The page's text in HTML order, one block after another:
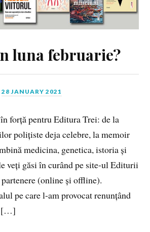
luna februarie?
28 JANUARY 2021
forță pentru Editura Trei: de la
polițiste deja celebre, la memoir
medicina, genetica, istoria și
veți găsi în curând pe site-ul Editurii
(online și offline).
pe care l-am provocat renunțând
[…]